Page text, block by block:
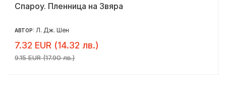
Спароу. Пленница на Звяра
АВТОР: Л. Дж. Шен
7.32 EUR (14.32 лв.)
9.15 EUR (17.90 лв.)